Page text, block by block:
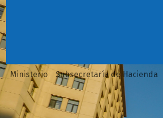
Ministerio Subsecretaría de Hacienda